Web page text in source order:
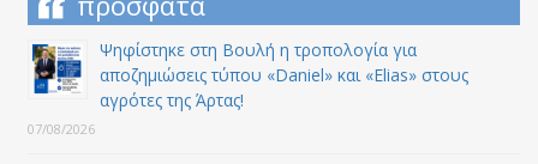
Ψηφίστηκε στη Βουλή η τροπολογία για
αποζημιώσεις τύπου «Daniel» και «Elias» στους
αγρότες της Άρτας!
07/08/2026